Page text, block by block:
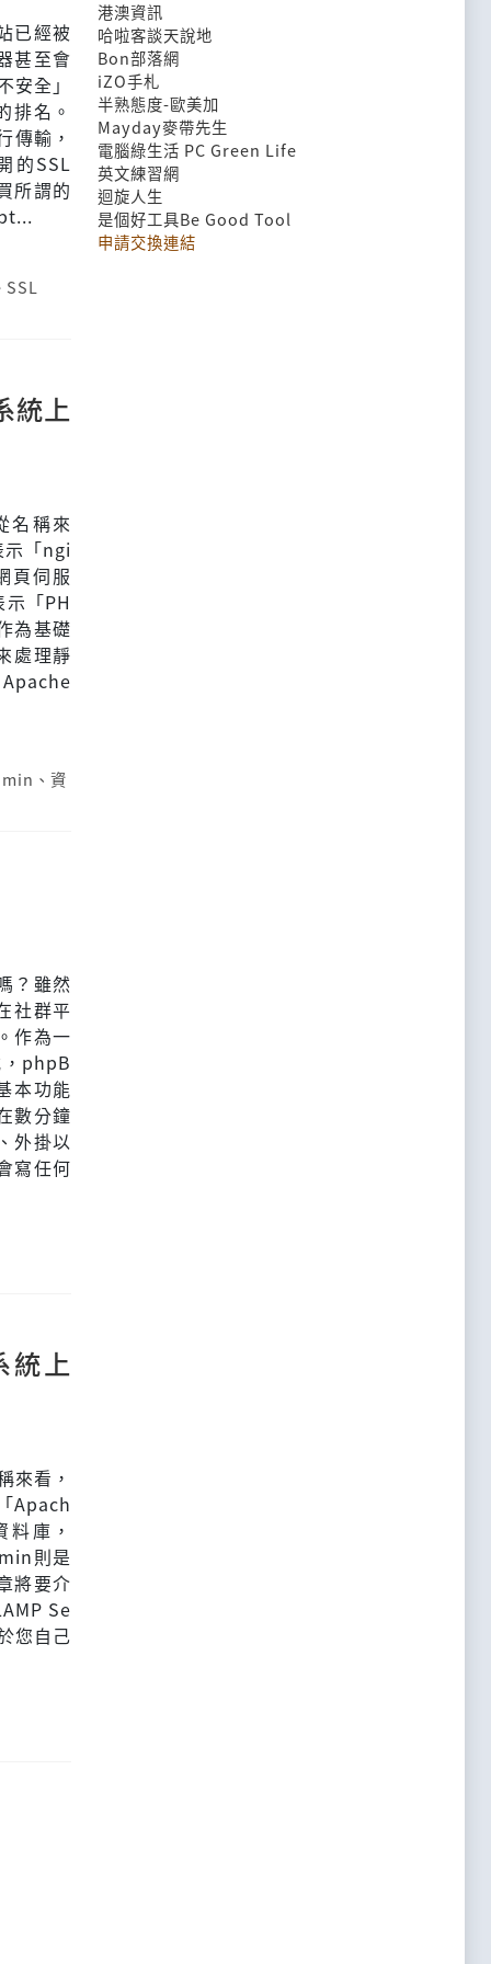
已經被
甚至會
全」
排名。
傳輸，
的SSL
所謂的
統上
名稱來
「ngi
頁伺服
「PH
為基礎
處理靜
、 資
？雖然
社群平
作為一
phpB
本功能
數分鐘
外掛以
寫任何
上
來看，
Apach
庫，
則是
將要介
Se
您自己
港澳資訊
哈啦客談天說地
Bon部落網
iZO手札
半熟態度-歐美加
Mayday麥帶先生
電腦綠生活 PC Green Life
英文練習網
迴旋人生
是個好工具Be Good Tool
申請交換連結